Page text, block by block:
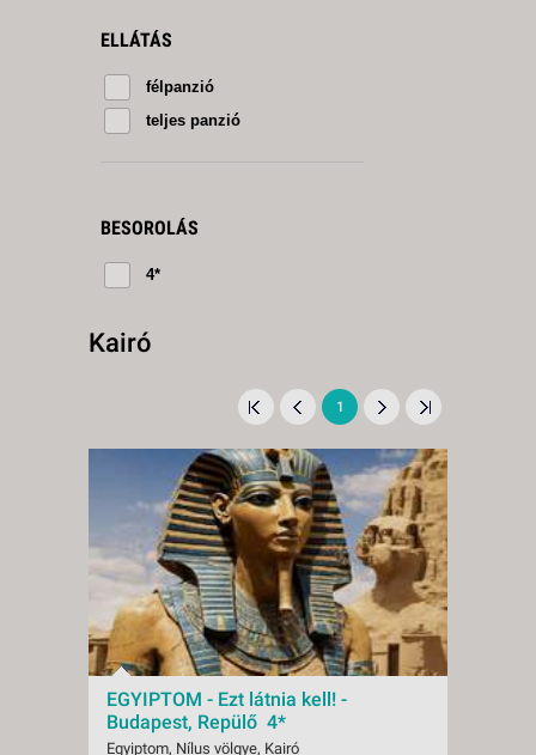
ELLÁTÁS
félpanzió
teljes panzió
BESOROLÁS
4*
Kairó
1
EGYIPTOM - Ezt látnia kell! -
Budapest, Repülő 4*
Egyiptom, Nílus völgye, Kairó